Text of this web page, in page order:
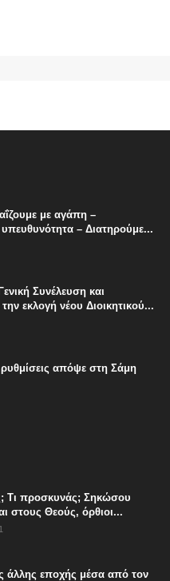
με αγάπη –
– Διατηρούμε...
Συνέλευση και
την εκλογή νέου Διοικητικού...
απόψε στη Σάμη
Τι προσκυνάς; Σηκώσου
στους Θεούς, όρθιοι...
άλλης εποχής μέσα από τον